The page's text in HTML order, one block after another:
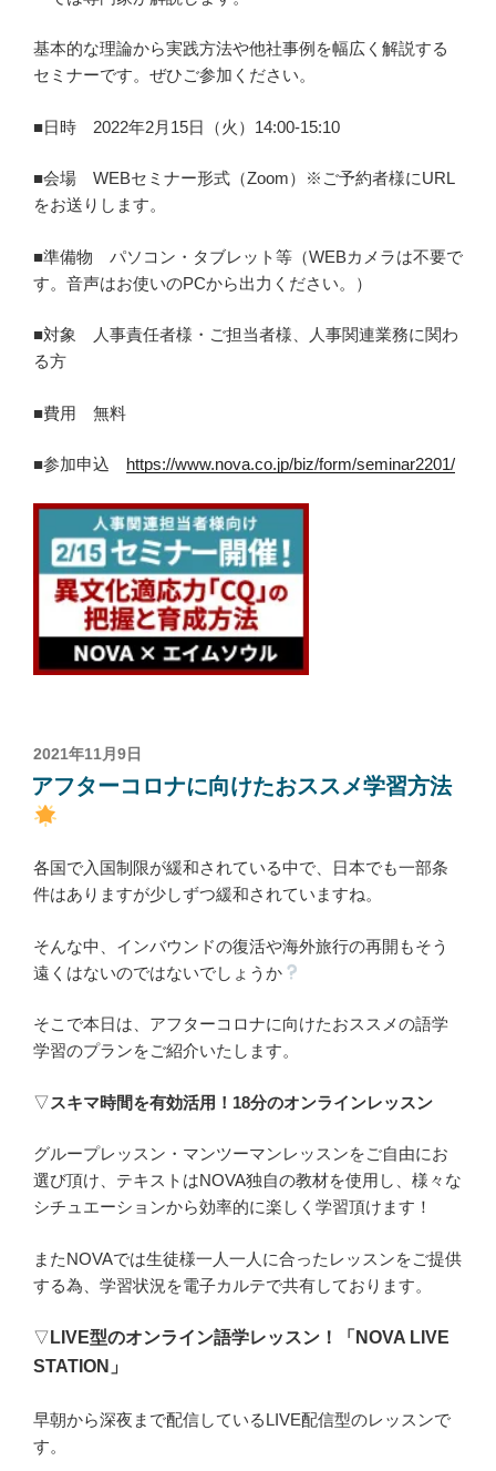
基本的な理論から実践方法や他社事例を幅広く解説する
セミナーです。ぜひご参加ください。
■日時 2022年2月15日（火）14:00-15:10
■会場 WEBセミナー形式（Zoom）※ご予約者様にURL
をお送りします。
■準備物 パソコン・タブレット等（WEBカメラは不要で
す。音声はお使いのPCから出力ください。）
■対象 人事責任者様・ご担当者様、人事関連業務に関わ
る方
■費用 無料
■参加申込 https://www.nova.co.jp/biz/form/seminar2201/
投
稿
日:
2021年11月9日
アフターコロナに向けたおススメ学習方法
各国で入国制限が緩和されている中で、日本でも一部条
件はありますが少しずつ緩和されていますね。
そんな中、インバウンドの復活や海外旅行の再開もそう
遠くはないのではないでしょうか
そこで本日は、アフターコロナに向けたおススメの語学
学習のプランをご紹介いたします。
▽スキマ時間を有効活用！18分のオンラインレッスン
グループレッスン・マンツーマンレッスンをご自由にお
選び頂け、テキストはNOVA独自の教材を使用し、様々な
シチュエーションから効率的に楽しく学習頂けます！
またNOVAでは生徒様一人一人に合ったレッスンをご提供
する為、学習状況を電子カルテで共有しております。
▽ LIVE型のオンライン語学レッスン！「 NOVA LIVE
STATION」
早朝から深夜まで配信しているLIVE配信型のレッスンで
す。